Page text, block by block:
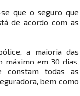
que o seguro que
de acordo com as
a maioria das
máximo em 30 dias,
constam todas as
bem como